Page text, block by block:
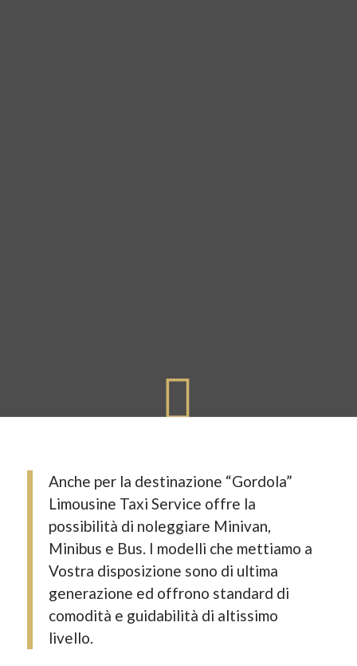
Anche per la destinazione “Gordola”
Limousine Taxi Service offre la
possibilità di noleggiare Minivan,
Minibus e Bus. I modelli che mettiamo a
Vostra disposizione sono di ultima
generazione ed offrono standard di
comodità e guidabilità di altissimo
livello.